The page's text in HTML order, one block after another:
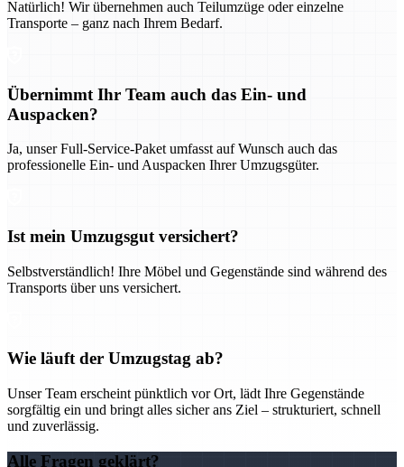
Natürlich! Wir übernehmen auch Teilumzüge oder einzelne
Transporte – ganz nach Ihrem Bedarf.
Übernimmt Ihr Team auch das Ein- und
Auspacken?
Ja, unser Full-Service-Paket umfasst auf Wunsch auch das
professionelle Ein- und Auspacken Ihrer Umzugsgüter.
Ist mein Umzugsgut versichert?
Selbstverständlich! Ihre Möbel und Gegenstände sind während des
Transports über uns versichert.
Wie läuft der Umzugstag ab?
Unser Team erscheint pünktlich vor Ort, lädt Ihre Gegenstände
sorgfältig ein und bringt alles sicher ans Ziel – strukturiert, schnell
und zuverlässig.
Alle Fragen geklärt?